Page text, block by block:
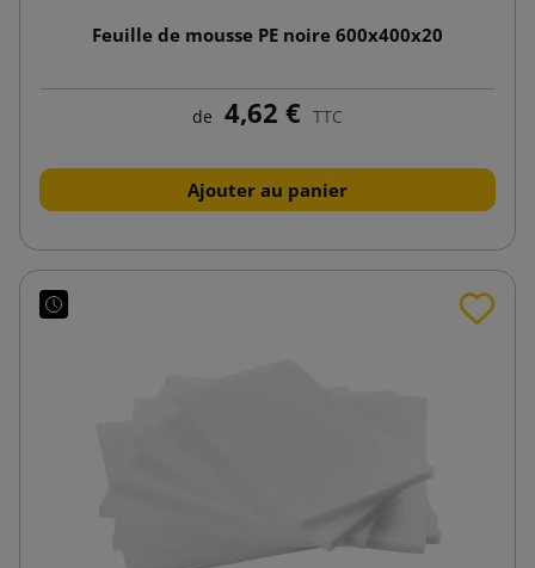
Feuille de mousse PE noire 600x400x20
de 4,62 € TTC
Ajouter au panier